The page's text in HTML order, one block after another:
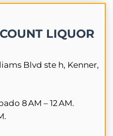
LIQUOR
Blvd ste h, Kenner,
8 AM – 12 AM.